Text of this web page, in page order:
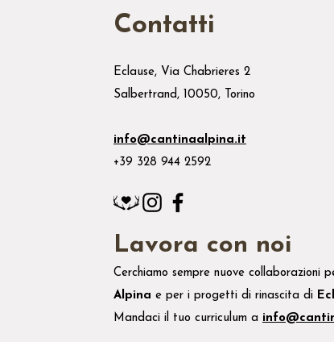
Contatti
Eclause, Via Chabrieres 2
Salbertrand, 10050, Torino
info@cantinaalpina.it
+39 328 944 2592
Lavora con noi
Cerchiamo sempre nuove collaborazioni
Alpina e per i progetti di rinascita di
Mandaci il tuo curriculum a